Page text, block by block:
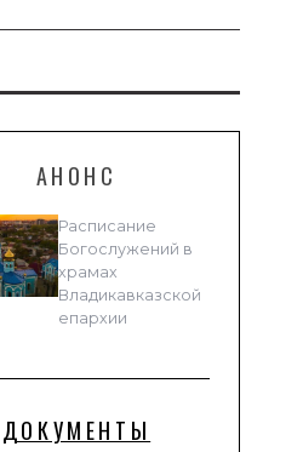
АНОНС
Расписание
Богослужений в
храмах
Владикавказской
епархии
ДОКУМЕНТЫ